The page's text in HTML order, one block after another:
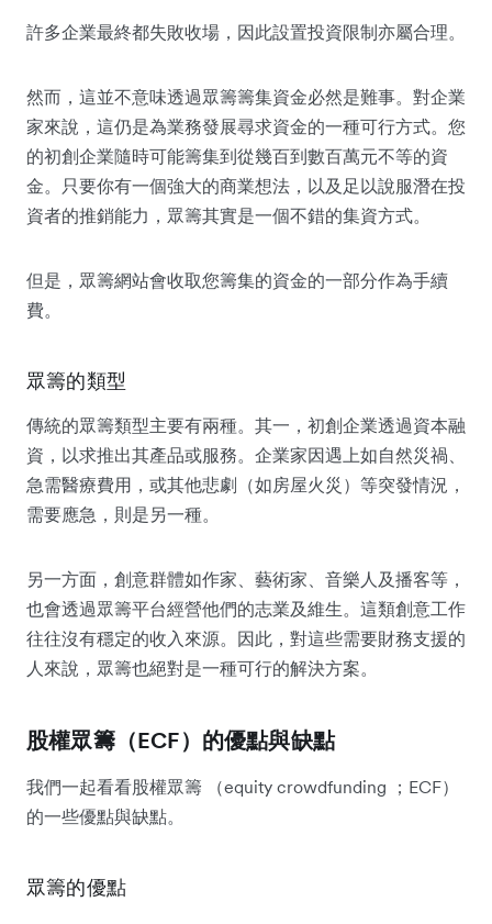
許多企業最終都失敗收場，因此設置投資限制亦屬合理。
然而，這並不意味透過眾籌籌集資金必然是難事。對企業
家來說，這仍是為業務發展尋求資金的一種可行方式。您
的初創企業隨時可能籌集到從幾百到數百萬元不等的資
金。只要你有一個強大的商業想法，以及足以說服潛在投
資者的推銷能力，眾籌其實是一個不錯的集資方式。
但是，眾籌網站會收取您籌集的資金的一部分作為手續
費。
眾籌的類型
傳統的眾籌類型主要有兩種。其一，初創企業透過資本融
資，以求推出其產品或服務。企業家因遇上如自然災禍、
急需醫療費用，或其他悲劇（如房屋火災）等突發情況，
需要應急，則是另一種。
另一方面，創意群體如作家、藝術家、音樂人及播客等，
也會透過眾籌平台經營他們的志業及維生。這類創意工作
往往沒有穩定的收入來源。因此，對這些需要財務支援的
人來說，眾籌也絕對是一種可行的解決方案。
股權眾籌（ECF）的優點與缺點
我們一起看看股權眾籌 （equity crowdfunding ；ECF）
的一些優點與缺點。
眾籌的優點